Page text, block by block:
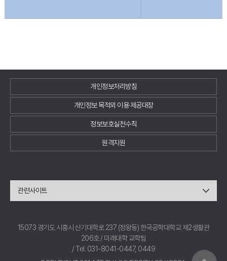
개인정보처리방침
개인정보 목적외 이용·제공대장
정보보호실천수칙
원격지원
관련사이트
15073 경기도 시흥시 산기대학로 237 (정왕동) 한국공학대학교 제2생활관
206호 / 미래대학 교학팀
/ Tel. 031-8041-0447, 0449